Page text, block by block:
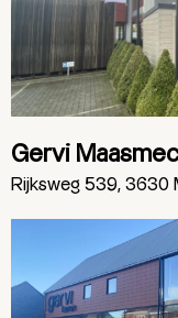
Gervi
Rijksweg 539, 3630